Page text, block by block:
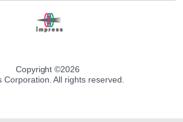
Copyright ©2026
Corporation. All rights reserved.